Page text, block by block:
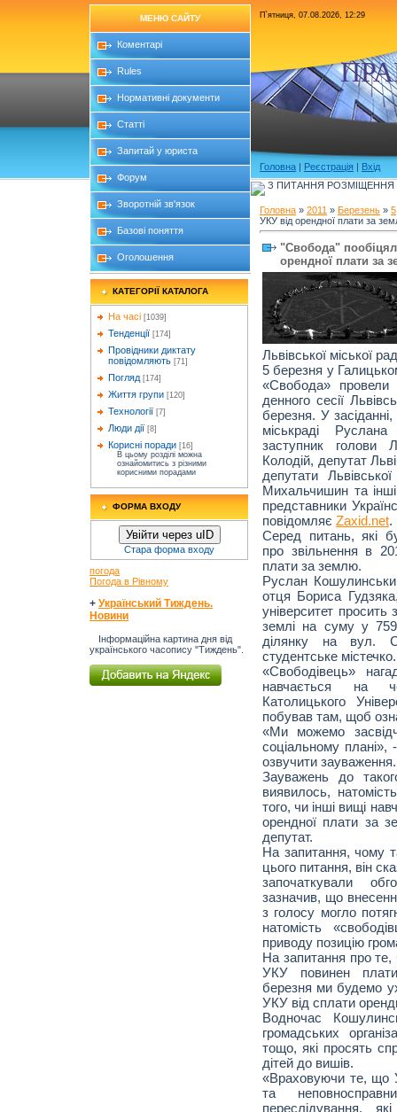
МЕНЮ САЙТУ
Коментарі
Rules
Нормативні документи
Статті
Запитай у юриста
Форум
Зворотній зв'язок
Базові поняття
Оголошення
КАТЕГОРІЇ КАТАЛОГА
На часі [1039]
Тенденції [174]
Провідники диктату
повідомляють [71]
Погляд [174]
Життя групи [120]
Технології [7]
Люди дії [8]
Корисні поради [16]
В цьому розділі можна
ознайомитись з різними
корисними порадами
ФОРМА ВХОДУ
Увійти через uID
Стара форма входу
погода
Погода в Рівному
+ Український Тиждень.
Новини
Інформаційна картина дня від
українського часопису "Тиждень".
П`ятниця, 07.08.2026, 12:29
Головна | Реєстрація | Вхід
З ПИТАННЯ РОЗМІЩЕННЯ
Головна » 2011 » Березень » 5
УКУ від орендної плати за
"Свобода"
орендної плати за
Львівської міської
5 березня у
«Свобода» провели
денного сесії
березня. У
міськраді
заступник голови
Колодій, депутат
депутати
Михальчишин та
представники
повідомляє Zaxid.net.
Серед питань, які
про звільнення в
плати за землю.
Руслан
отця Бориса
університет просить
землі на суму у
ділянку на вул.
студентське містечко.
«Свободівець»
навчається на
Католицького
побував там, щоб
«Ми можемо
соціальному плані»,
озвучити зауваження.
Зауважень до
виявилось,
того, чи інші вищі
орендної плати за
депутат.
На запитання, чому
цього питання, він
започаткували
зазначив, що
з голосу могло
натомість
приводу позицію
На запитання про
УКУ повинен
березня ми будемо
УКУ від сплати
Водночас
громадських
тощо, які просять
дітей до вишів.
«Враховуючи те, що
та
переслідування,